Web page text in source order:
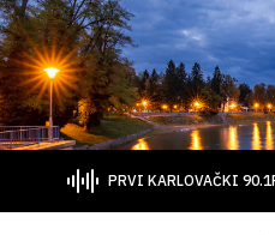
PRVI KARLOVAČKI